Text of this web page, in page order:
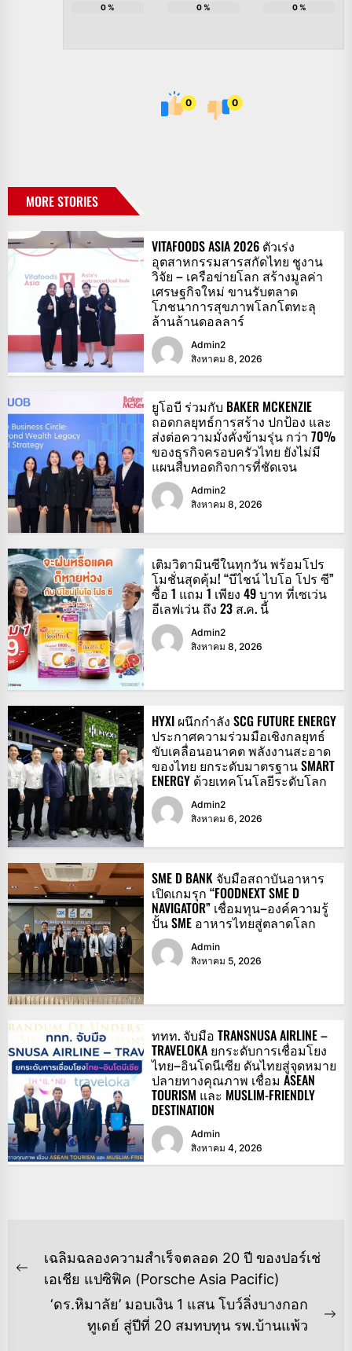
0% 0% 0%
0 0
MORE STORIES
VITAFOODS ASIA 2026 ตัวเร่ง
อุตสาหกรรมสารสกัดไทย ชูงาน
วิจัย – เครือข่ายโลก สร้างมูลค่า
เศรษฐกิจใหม่ ขานรับตลาด
โภชนาการสุขภาพโลกโตทะลุ
ล้านล้านดอลลาร์
Admin2
สิงหาคม 8, 2026
ยูโอบี ร่วมกับ BAKER MCKENZIE
ถอดกลยุทธ์การสร้าง ปกป้อง และ
ส่งต่อความมั่งคั่งข้ามรุ่น กว่า 70%
ของธุรกิจครอบครัวไทย ยังไม่มี
แผนสืบทอดกิจการที่ชัดเจน
Admin2
สิงหาคม 8, 2026
เติมวิตามินซีในทุกวัน พร้อมโปร
โมชั่นสุดคุ้ม! “บีไชน์ ไบโอ โปร ซี”
ซื้อ 1 แถม 1 เพียง 49 บาท ที่เซเว่น
อีเลฟเว่น ถึง 23 ส.ค. นี้
Admin2
สิงหาคม 8, 2026
HYXI ผนึกกำลัง SCG FUTURE ENERGY
ประกาศความร่วมมือเชิงกลยุทธ์
ขับเคลื่อนอนาคต พลังงานสะอาด
ของไทย ยกระดับมาตรฐาน SMART
ENERGY ด้วยเทคโนโลยีระดับโลก
Admin2
สิงหาคม 6, 2026
SME D BANK จับมือสถาบันอาหาร
เปิดเกมรุก “FOODNEXT SME D
NAVIGATOR” เชื่อมทุน–องค์ความรู้
ปั้น SME อาหารไทยสู่ตลาดโลก
Admin
สิงหาคม 5, 2026
ททท. จับมือ TRANSNUSA AIRLINE –
TRAVELOKA ยกระดับการเชื่อมโยง
ไทย–อินโดนีเซีย ดันไทยสู่จุดหมาย
ปลายทางคุณภาพ เชื่อม ASEAN
TOURISM และ MUSLIM-FRIENDLY
DESTINATION
Admin
สิงหาคม 4, 2026
แนะแนว
เรื่อง
Previous
เฉลิมฉลองความสำเร็จตลอด 20 ปี ของปอร์เช่
เอเชีย แปซิฟิค (Porsche Asia Pacific)
‘ดร.หิมาลัย’ มอบเงิน 1 แสน โบว์ลิ่งบางกอก
ทูเดย์ สู่ปีที่ 20 สมทบทุน รพ.บ้านแพ้ว